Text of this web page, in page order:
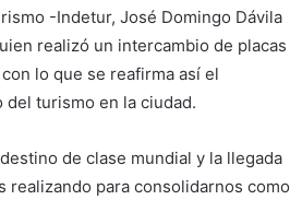
-Indetur, José Domingo Dávila
realizó un intercambio de placas
lo que se reafirma así el
turismo en la ciudad.
de clase mundial y la llegada
realizando para consolidarnos como